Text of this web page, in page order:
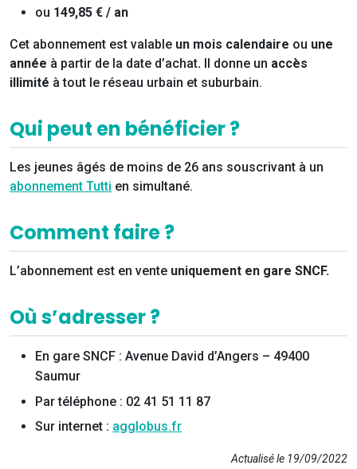
ou 149,85 € / an
Cet abonnement est valable un mois calendaire ou une
année à partir de la date d’achat. Il donne un accès
illimité à tout le réseau urbain et suburbain.
Qui peut en bénéficier ?
Les jeunes âgés de moins de 26 ans souscrivant à un
abonnement Tutti en simultané.
Comment faire ?
L’abonnement est en vente uniquement en gare SNCF.
Où s’adresser ?
En gare SNCF : Avenue David d’Angers – 49400
Saumur
Par téléphone : 02 41 51 11 87
Sur internet : agglobus.fr
Actualisé le 19/09/2022